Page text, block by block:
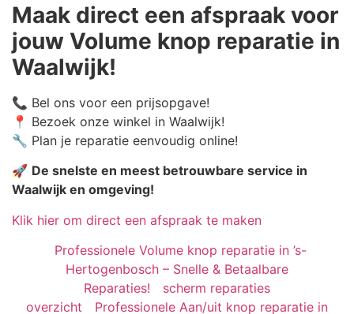
Maak direct een afspraak voor
jouw Volume knop reparatie in
Waalwijk!
📞 Bel ons voor een prijsopgave!
📍 Bezoek onze winkel in Waalwijk!
🔧 Plan je reparatie eenvoudig online!
🚀 De snelste en meest betrouwbare service in
Waalwijk en omgeving!
Klik hier om direct een afspraak te maken
Professionele Volume knop reparatie in ’s-
Hertogenbosch – Snelle & Betaalbare
Reparaties!
scherm reparaties
overzicht
Professionele Aan/uit knop reparatie in